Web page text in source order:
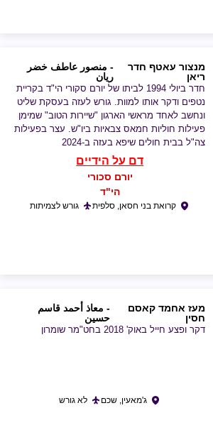
מנצור עאטף חדר
ריאן
- منصور عاطف خضر
ريان
חדר ביולי 1994 לביתו של יורם סקורי הי"ד בקריית
נטפים ודקר אותו למוות. גורש לעזה בעסקת שליט
ונחשב לאחד מראשי הארגון "שיירות הטוב" שמימן
פעילות חוליות חמאס צבאיות ביו"ש. עצר בפעילות
צה"ל בבית חולים שיפא בעזה ב-2024
דם על הידיים
יורם סכורי
הי"ד
קרואת בני חסאן, סלפית גורש לצמיתות
מעז אחמד קאסם
חסין
- معاذ أحمد قاسم
حسين
דקר ופצע חייל באוק' 2018 בחט"מר שומרון
ג'מאעין, שכם לא גורש